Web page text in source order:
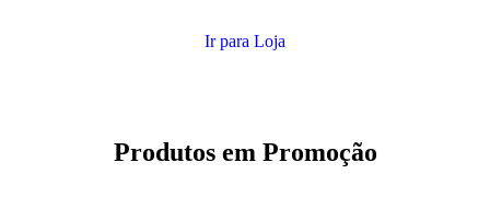
Ir para Loja
Produtos em Promoção